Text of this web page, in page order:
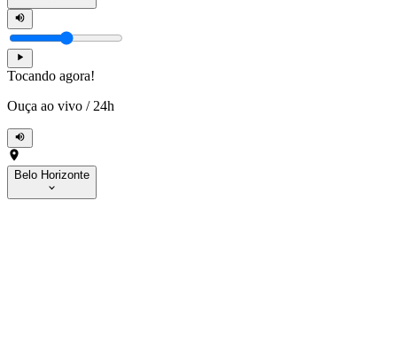
Tocando agora!
Ouça ao vivo / 24h
Belo Horizonte